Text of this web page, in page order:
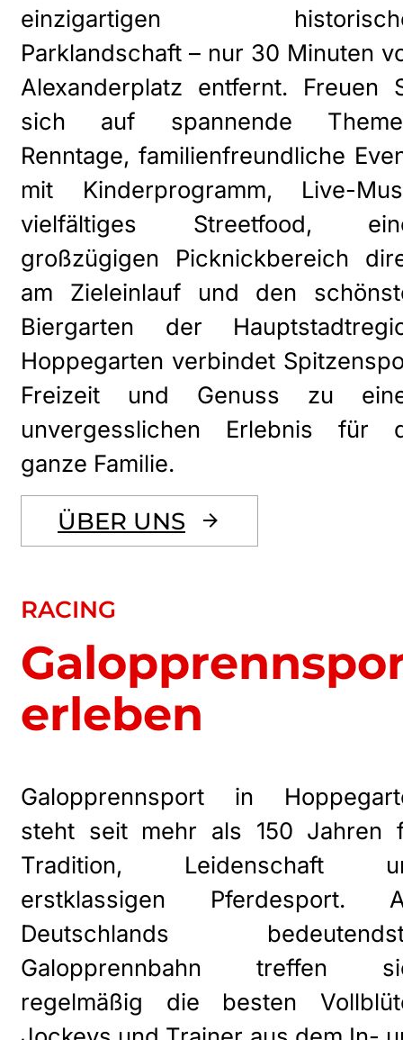
einzigartigen
Parklandschaft – nur 30 Minuten
Alexanderplatz entfernt. Freuen
sich auf spannende
Renntage, familienfreundliche
mit Kinderprogramm, Live-
vielfältiges Streetfood,
großzügigen Picknickbereich
am Zieleinlauf und den
Biergarten der
Hoppegarten verbindet
Freizeit und Genuss zu
unvergesslichen Erlebnis für
ganze Familie.
ÜBER UNS
RACING
erleben
Galopprennsport in
steht seit mehr als 150 Jahren
Tradition, Leidenschaft
erstklassigen Pferdesport.
Deutschlands
Galopprennbahn treffen
regelmäßig die besten